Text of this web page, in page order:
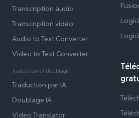
Transcription audio
Transcription vidéo
Audio to Text Converter
Video to Text Converter
Traduction et doublage
Traduction par IA
Doublage IA
Video Translator